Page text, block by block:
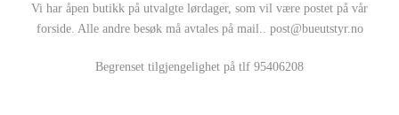
Vi har åpen butikk på utvalgte lørdager, som vil være postet på vår
forside. Alle andre besøk må avtales på mail.. post@bueutstyr.no
Begrenset tilgjengelighet på tlf 95406208